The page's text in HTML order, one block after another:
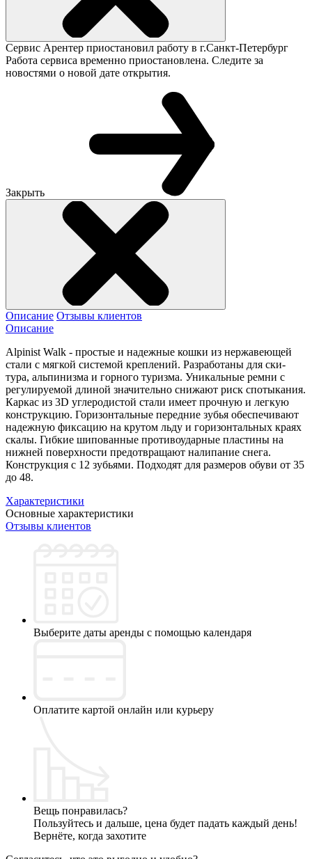
Сервис Арентер приостановил работу в г.Санкт-Петербург
Работа сервиса временно приостановлена. Следите за
новостями о новой дате открытия.
Закрыть
Описание Отзывы клиентов
Описание
Alpinist Walk - простые и надежные кошки из нержавеющей
стали с мягкой системой креплений. Разработаны для ски-
тура, альпинизма и горного туризма. Уникальные ремни с
регулируемой длиной значительно снижают риск спотыкания.
Каркас из 3D углеродистой стали имеет прочную и легкую
конструкцию. Горизонтальные передние зубья обеспечивают
надежную фиксацию на крутом льду и горизонтальных краях
скалы. Гибкие шипованные противоударные пластины на
нижней поверхности предотвращают налипание снега.
Конструкция с 12 зубьями. Подходят для размеров обуви от 35
до 48.
Характеристики
Основные характеристики
Отзывы клиентов
Выберите даты аренды с помощью календаря
Оплатите картой онлайн или курьеру
Вещь понравилась?
Пользуйтесь и дальше, цена будет падать каждый день!
Вернёте, когда захотите